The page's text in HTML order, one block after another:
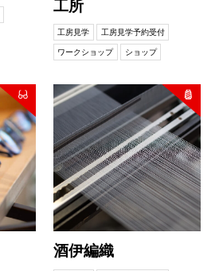
工所
工房見学 工房見学予約受付
ワークショップ ショップ
酒伊編織